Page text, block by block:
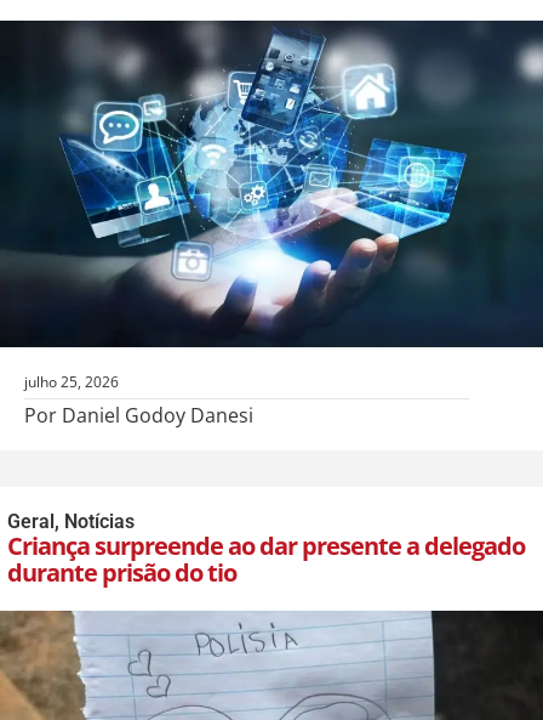
julho 25, 2026
Por Daniel Godoy Danesi
Geral, Notícias
Criança surpreende ao dar presente a delegado
durante prisão do tio